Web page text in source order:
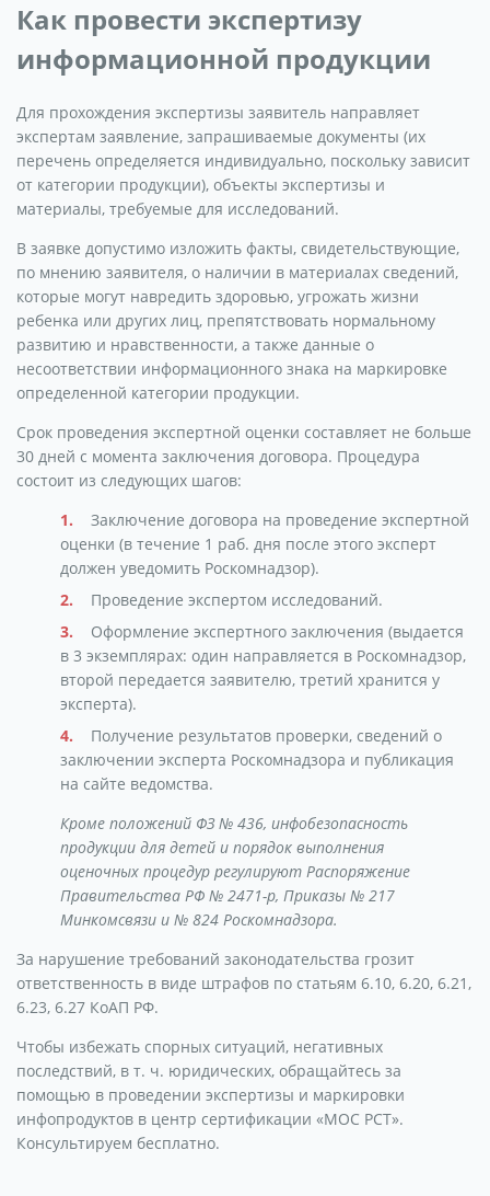
Как провести экспертизу
информационной продукции
Для прохождения экспертизы заявитель направляет
экспертам заявление, запрашиваемые документы (их
перечень определяется индивидуально, поскольку зависит
от категории продукции), объекты экспертизы и
материалы, требуемые для исследований.
В заявке допустимо изложить факты, свидетельствующие,
по мнению заявителя, о наличии в материалах сведений,
которые могут навредить здоровью, угрожать жизни
ребенка или других лиц, препятствовать нормальному
развитию и нравственности, а также данные о
несоответствии информационного знака на маркировке
определенной категории продукции.
Срок проведения экспертной оценки составляет не больше
30 дней с момента заключения договора. Процедура
состоит из следующих шагов:
Заключение договора на проведение экспертной
оценки (в течение 1 раб. дня после этого эксперт
должен уведомить Роскомнадзор).
Проведение экспертом исследований.
Оформление экспертного заключения (выдается
в 3 экземплярах: один направляется в Роскомнадзор,
второй передается заявителю, третий хранится у
эксперта).
Получение результатов проверки, сведений о
заключении эксперта Роскомнадзора и публикация
на сайте ведомства.
Кроме положений ФЗ № 436, инфобезопасность
продукции для детей и порядок выполнения
оценочных процедур регулируют Распоряжение
Правительства РФ № 2471-р, Приказы № 217
Минкомсвязи и № 824 Роскомнадзора.
За нарушение требований законодательства грозит
ответственность в виде штрафов по статьям 6.10, 6.20, 6.21,
6.23, 6.27 КоАП РФ.
Чтобы избежать спорных ситуаций, негативных
последствий, в т. ч. юридических, обращайтесь за
помощью в проведении экспертизы и маркировки
инфопродуктов в центр сертификации «МОС РСТ».
Консультируем бесплатно.